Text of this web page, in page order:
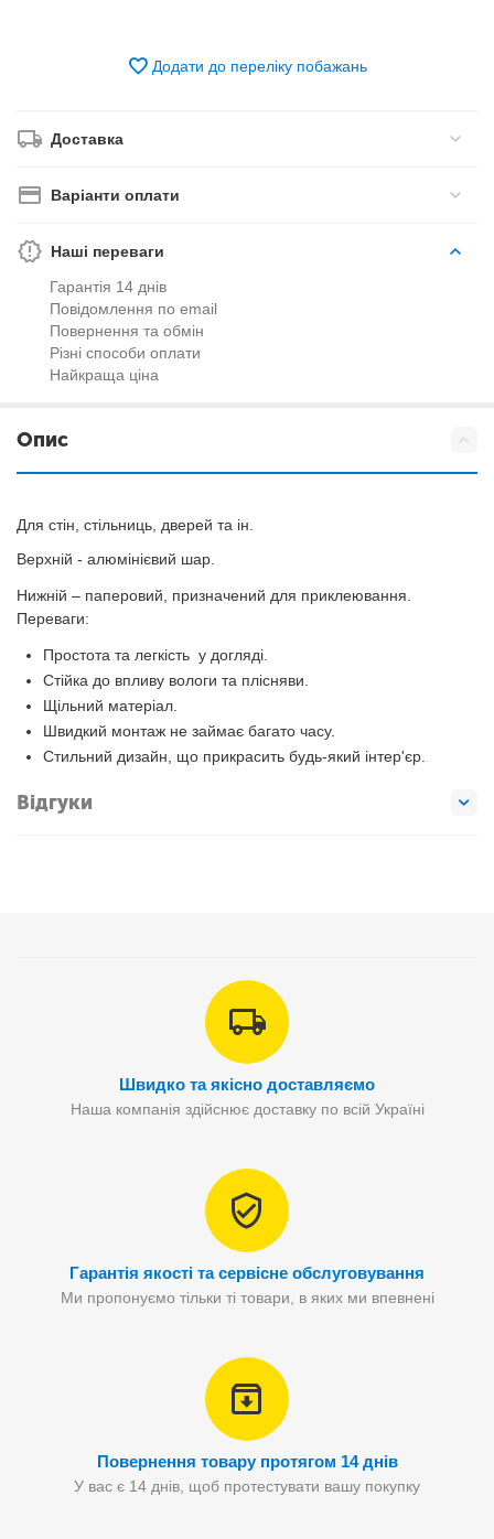
Додати до переліку побажань
Доставка
Варіанти оплати
Наші переваги
Гарантія 14 днів
Повідомлення по email
Повернення та обмін
Різні способи оплати
Найкраща ціна
Опис
Для стін, стільниць, дверей та ін.
Верхній - алюмінієвий шар.
Нижній – паперовий, призначений для приклеювання.
Переваги:
Простота та легкість у догляді.
Стійка до впливу вологи та плісняви.
Щільний матеріал.
Швидкий монтаж не займає багато часу.
Стильний дизайн, що прикрасить будь-який інтер'єр.
Відгуки
Швидко та якісно доставляємо
Наша компанія здійснює доставку по всій Україні
Гарантія якості та сервісне обслуговування
Ми пропонуємо тільки ті товари, в яких ми впевнені
Повернення товару протягом 14 днів
У вас є 14 днів, щоб протестувати вашу покупку